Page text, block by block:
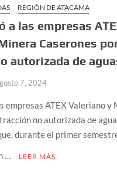
REGIÓN DE ATACAMA
a las empresas
Caserones
autorizada de
7, 2024
empresas ATEX Valeriano y
no autorizada de
durante el primer
…
LEER MÁS